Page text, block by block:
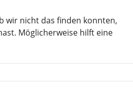
wir nicht das finden konnten,
Möglicherweise hilft eine